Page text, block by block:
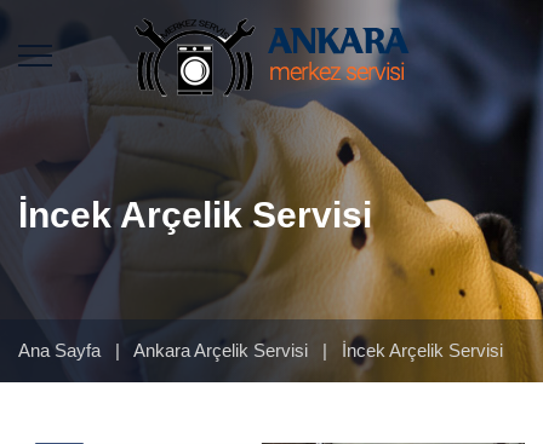
İncek Arçelik Servisi
Ana Sayfa | Ankara Arçelik Servisi | İncek Arçelik Servisi